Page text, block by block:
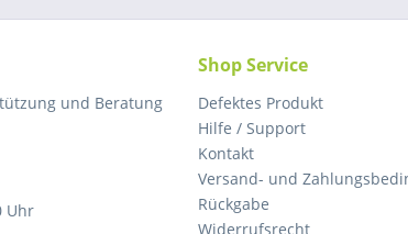
und Beratung
Uhr
Shop Service
Defektes Produkt
Hilfe / Support
Kontakt
Versand- und
Rückgabe
Widerrufsrecht